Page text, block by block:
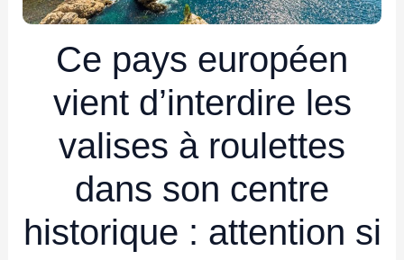
Ce pays européen
vient d’interdire les
valises à roulettes
dans son centre
historique : attention si